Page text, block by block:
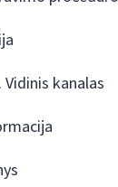
kanalas